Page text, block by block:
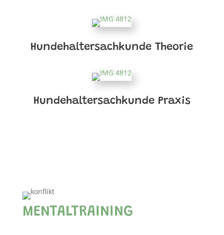
Hundehaltersachkunde Theorie
Hundehaltersachkunde Praxis
MENTALTRAINING